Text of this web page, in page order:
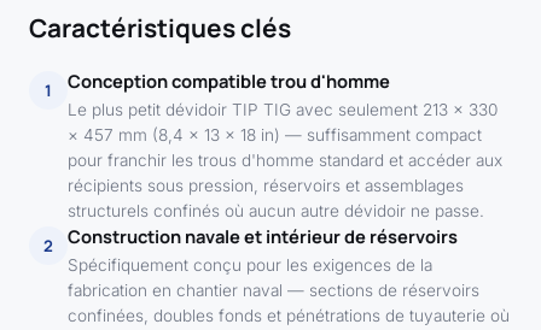
Caractéristiques clés
1 Conception compatible trou d'homme
Le plus petit dévidoir TIP TIG avec seulement 213 × 330
× 457 mm (8,4 × 13 × 18 in) — suffisamment compact
pour franchir les trous d'homme standard et accéder aux
récipients sous pression, réservoirs et assemblages
structurels confinés où aucun autre dévidoir ne passe.
2 Construction navale et intérieur de réservoirs
Spécifiquement conçu pour les exigences de la
fabrication en chantier naval — sections de réservoirs
confinées, doubles fonds et pénétrations de tuyauterie où